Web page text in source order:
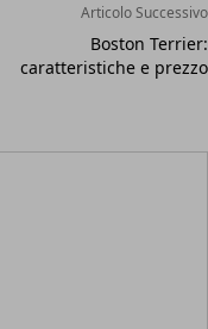
Articolo Successivo
Boston Terrier:
caratteristiche e prezzo